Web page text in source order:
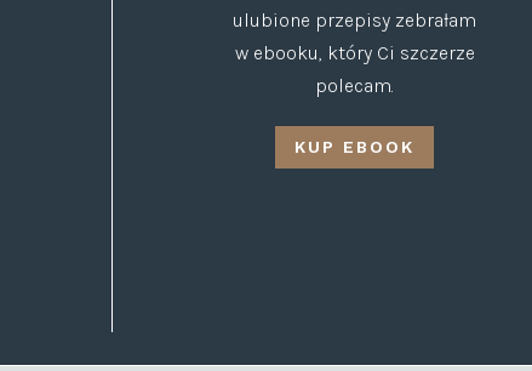
ulubione przepisy zebrałam
w ebooku, który Ci szczerze
polecam.
KUP EBOOK